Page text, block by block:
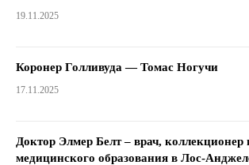
19.11.2025
Коронер Голливуда — Томас Ногучи
17.11.2025
Доктор Элмер Белт – врач, коллекционер
медицинского образования в Лос-